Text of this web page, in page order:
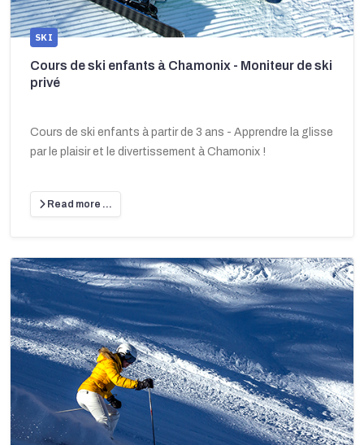
SKI
Cours de ski enfants à Chamonix - Moniteur de ski
privé
Cours de ski enfants à partir de 3 ans - Apprendre la glisse
par le plaisir et le divertissement à Chamonix !
Read more …